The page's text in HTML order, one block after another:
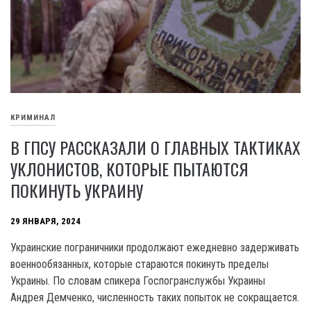
КРИМИНАЛ
В ГПСУ РАССКАЗАЛИ О ГЛАВНЫХ ТАКТИКАХ
УКЛОНИСТОВ, КОТОРЫЕ ПЫТАЮТСЯ
ПОКИНУТЬ УКРАИНУ
29 ЯНВАРЯ, 2024
Украинские пограничники продолжают ежедневно задерживать
военнообязанных, которые стараются покинуть пределы
Украины. По словам спикера Госпогранслужбы Украины
Андрея Демченко, численность таких попыток не сокращается.